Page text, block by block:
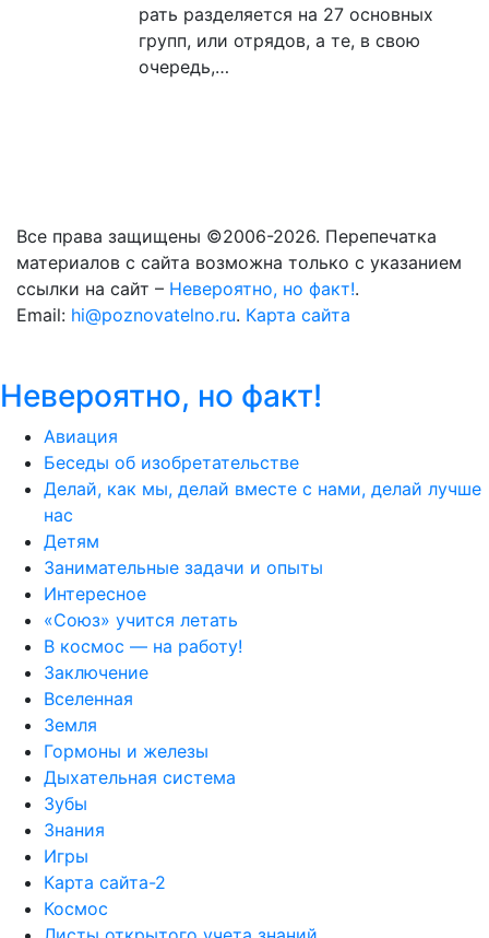
рать разделяется на 27 основных
групп, или отрядов, а те, в свою
очередь,…
Все права защищены ©2006-2026. Перепечатка
материалов с сайта возможна только с указанием
ссылки на сайт – Невероятно, но факт!.
Email: hi@poznovatelno.ru. Карта сайта
Невероятно, но факт!
Авиация
Беседы об изобретательстве
Делай, как мы, делай вместе с нами, делай лучше
нас
Детям
Занимательные задачи и опыты
Интересное
«Союз» учится летать
В космос — на работу!
Заключение
Вселенная
Земля
Гормоны и железы
Дыхательная система
Зубы
Знания
Игры
Карта сайта-2
Космос